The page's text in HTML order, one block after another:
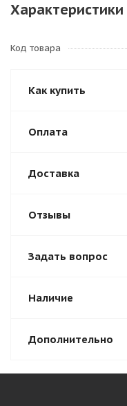
Характеристики
Код товара
Как купить
Оплата
Доставка
Отзывы
Задать вопрос
Наличие
Дополнительно